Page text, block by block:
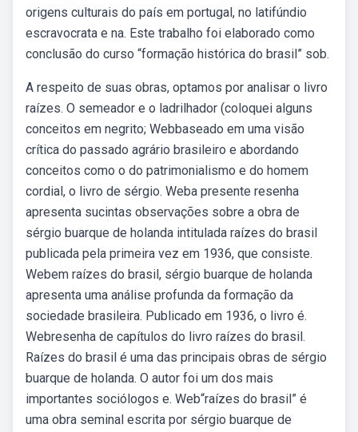
origens culturais do país em portugal, no latifúndio
escravocrata e na. Este trabalho foi elaborado como
conclusão do curso “formação histórica do brasil” sob.
A respeito de suas obras, optamos por analisar o livro
raízes. O semeador e o ladrilhador (coloquei alguns
conceitos em negrito; Webbaseado em uma visão
crítica do passado agrário brasileiro e abordando
conceitos como o do patrimonialismo e do homem
cordial, o livro de sérgio. Weba presente resenha
apresenta sucintas observações sobre a obra de
sérgio buarque de holanda intitulada raízes do brasil
publicada pela primeira vez em 1936, que consiste.
Webem raízes do brasil, sérgio buarque de holanda
apresenta uma análise profunda da formação da
sociedade brasileira. Publicado em 1936, o livro é.
Webresenha de capítulos do livro raízes do brasil.
Raízes do brasil é uma das principais obras de sérgio
buarque de holanda. O autor foi um dos mais
importantes sociólogos e. Web“raízes do brasil” é
uma obra seminal escrita por sérgio buarque de